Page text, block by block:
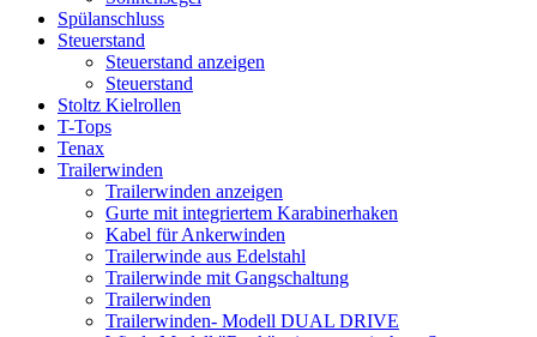
Spülanschluss
Steuerstand
Steuerstand anzeigen
Steuerstand
Stoltz Kielrollen
T-Tops
Tenax
Trailerwinden
Trailerwinden anzeigen
Gurte mit integriertem Karabinerhaken
Kabel für Ankerwinden
Trailerwinde aus Edelstahl
Trailerwinde mit Gangschaltung
Trailerwinden
Trailerwinden- Modell DUAL DRIVE